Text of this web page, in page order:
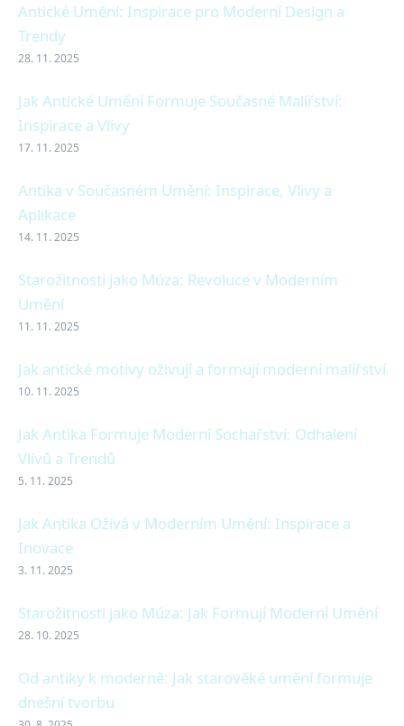
Antické Umění: Inspirace pro Moderní Design a
Trendy
28. 11. 2025
Jak Antické Umění Formuje Současné Malířství:
Inspirace a Vlivy
17. 11. 2025
Antika v Současném Umění: Inspirace, Vlivy a
Aplikace
14. 11. 2025
Starožitnosti jako Múza: Revoluce v Moderním
Umění
11. 11. 2025
Jak antické motivy oživují a formují moderní malířství
10. 11. 2025
Jak Antika Formuje Moderní Sochařství: Odhalení
Vlivů a Trendů
5. 11. 2025
Jak Antika Ožívá v Moderním Umění: Inspirace a
Inovace
3. 11. 2025
Starožitnosti jako Múza: Jak Formují Moderní Umění
28. 10. 2025
Od antiky k moderně: Jak starověké umění formuje
dnešní tvorbu